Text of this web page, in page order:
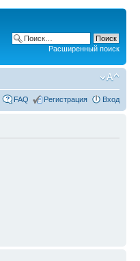
Расширенный поиск
FAQ Регистрация Вход